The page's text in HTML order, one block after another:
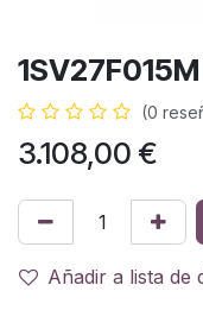
(0
3.108,00 €
Añadir a lista de